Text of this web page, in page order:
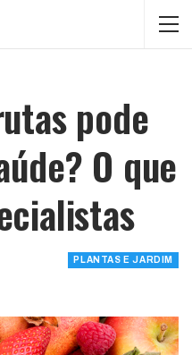
pode
O que
PLANTAS E JARDIM